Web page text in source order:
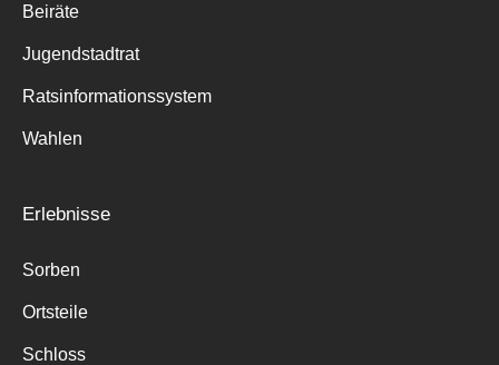
Beiräte
Jugendstadtrat
Ratsinformationssystem
Wahlen
Erlebnisse
Sorben
Ortsteile
Schloss